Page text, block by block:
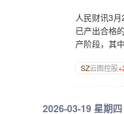
人民财讯3
已产出合格
产阶段，其
SZ云图控股
2026-03-19 星期四